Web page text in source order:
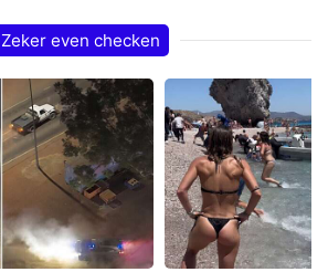
Zeker even checken